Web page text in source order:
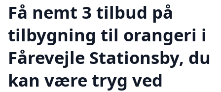
Få nemt 3 tilbud på
tilbygning til orangeri i
Fårevejle Stationsby, du
kan være tryg ved